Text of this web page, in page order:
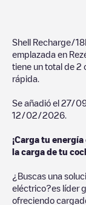
Shell Recharge/
emplazada en
tiene un total de 2
rápida.
Se añadió el 27/
12/02/2026
¡Carga tu
la carga de tu
¿Buscas una
eléctrico?es líder
ofreciendo